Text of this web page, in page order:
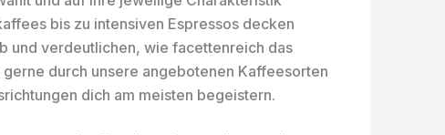
bis zu intensiven Espressos decken
und verdeutlichen, wie facettenreich das
durch unsere angebotenen Kaffeesorten
dich am meisten begeistern.